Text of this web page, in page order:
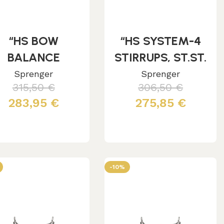
“HS BOW
BALANCE
ST.ST.
WITH
BLACK/BLUE
Sprenger
315,50€
283,95 €
“HS SYSTEM-4
STIRRUPS, ST.ST.
WITH BLACK
PAD 4.1/4″””
Sprenger
306,50€
275,85 €
-10%